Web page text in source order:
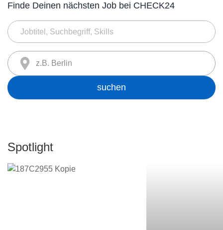
Finde Deinen nächsten Job bei CHECK24
z.B. Berlin
suchen
Spotlight